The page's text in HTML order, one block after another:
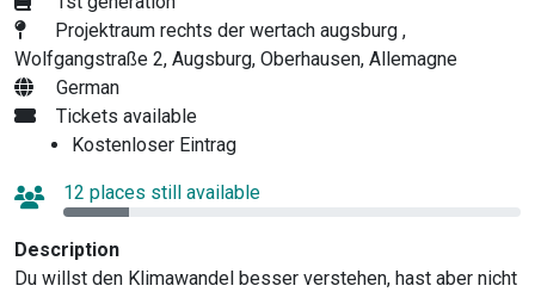
Projektraum rechts der wertach augsburg ,
Wolfgangstraße 2, Augsburg, Oberhausen, Allemagne
German
Tickets available
Kostenloser Eintrag
12 places still available
Description
Du willst den Klimawandel besser verstehen, hast aber nicht